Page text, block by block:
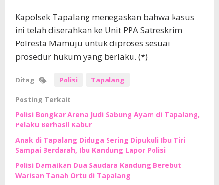
Kapolsek Tapalang menegaskan bahwa kasus
ini telah diserahkan ke Unit PPA Satreskrim
Polresta Mamuju untuk diproses sesuai
prosedur hukum yang berlaku. (*)
Ditag Polisi Tapalang
Posting Terkait
Polisi Bongkar Arena Judi Sabung Ayam di Tapalang,
Pelaku Berhasil Kabur
Anak di Tapalang Diduga Sering Dipukuli Ibu Tiri
Sampai Berdarah, Ibu Kandung Lapor Polisi
Polisi Damaikan Dua Saudara Kandung Berebut
Warisan Tanah Ortu di Tapalang